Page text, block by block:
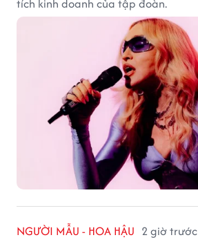
NGƯỜI MẪU - HOA HẬU 2 giờ trước